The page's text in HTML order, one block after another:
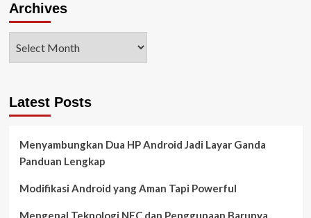
Archives
Latest Posts
Menyambungkan Dua HP Android Jadi Layar Ganda
Panduan Lengkap
Modifikasi Android yang Aman Tapi Powerful
Mengenal Teknologi NFC dan Penggunaan Barunya